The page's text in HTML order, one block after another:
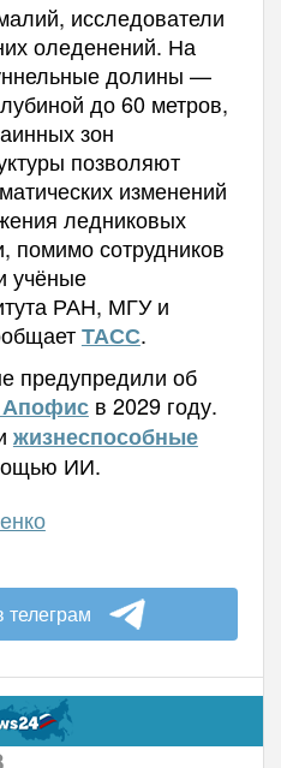
исследователи
оледенений. На
долины —
до 60 метров,
зон
позволяют
изменений
ледниковых
помимо сотрудников
учёные
РАН, МГУ и
ТАСС.
предупредили об
Апофисв 2029 году.
жизнеспособные
ИИ.
телеграм